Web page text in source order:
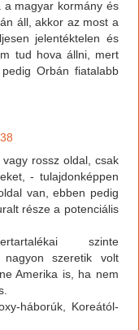
a magyar kormány és
áll, akkor az most a
jelentéktelen és
tud hova állni, mert
Orbán fiatalabb
rossz oldal, csak
- tulajdonképpen
van, ebben pedig
része a potenciális
szinte
nagyon szeretik volt
Amerika is, ha nem
háborúk, Koreától-